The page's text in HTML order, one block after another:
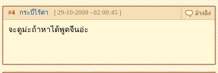
#4 กระบี่ไร้ตา [ 29-10-2009 - 02:00:45 ]
จะดูม่ะถ้าหาได้พูดจีนอ่ะ